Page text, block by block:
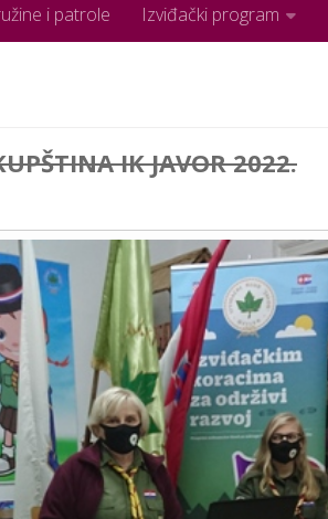
i patrole Izviđački program
IK JAVOR 2022.